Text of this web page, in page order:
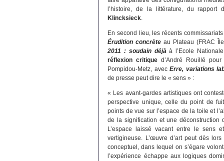
l’histoire, de la littérature, du
Klincksieck.
En second lieu, les récents
Érudition concrète au Plateau (FRAC
2011 : soudain déjàà l’Ecole
réflexion critique d’André Rouillé
Pompidou-Metz, avecErre, variations
de presse peut dire le « sens » :
« Les avant-gardes artistiques ont
perspective unique, celle du point de
points de vue sur l’espace de la toile et
de la signification et une déconstruction
L’espace laissé vacant entre le sens
vertigineuse. L’œuvre d’art peut dès
conceptuel, dans lequel on s’égare
l’expérience échappe aux logiques